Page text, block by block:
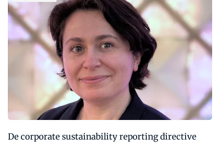
De corporate sustainability reporting directive